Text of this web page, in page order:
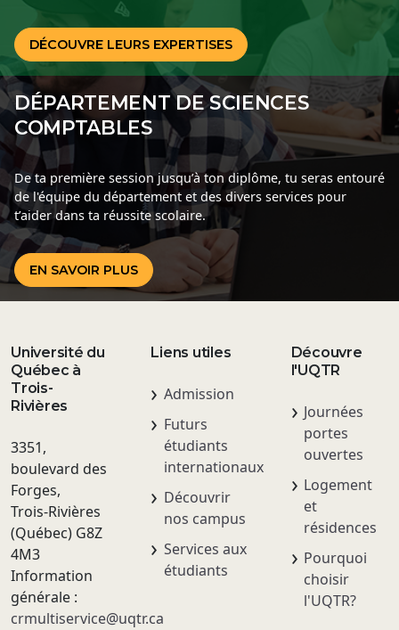
DÉCOUVRE LEURS EXPERTISES
DÉPARTEMENT DE SCIENCES
COMPTABLES
De ta première session jusqu’à ton diplôme, tu seras entouré
de l'équipe du département et des divers services pour
t’aider dans ta réussite scolaire.
EN SAVOIR PLUS
Université du
Québec à
Trois-
Rivières
3351,
boulevard des
Forges,
Trois-Rivières
(Québec) G8Z
4M3
Information
générale :
crmultiservice@uqtr.ca
Liens utiles
Admission
Futurs
étudiants
internationaux
Découvrir
nos campus
Services aux
étudiants
Découvre
l'UQTR
Journées
portes
ouvertes
Logement
et
résidences
Pourquoi
choisir
l'UQTR?